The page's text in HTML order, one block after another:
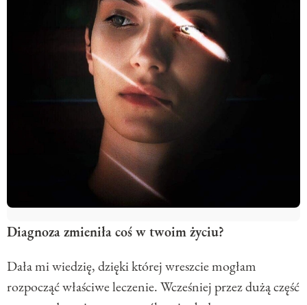
Diagnoza zmieniła coś w twoim życiu?
Dała mi wiedzię, dzięki której wreszcie mogłam
rozpocząć właściwe leczenie. Wcześniej przez dużą część